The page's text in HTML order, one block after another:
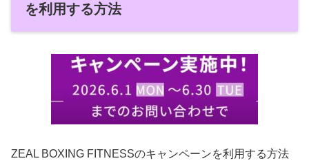
を利用する方法
ZEAL BOXING FITNESSのキャンペーンを利用する方法